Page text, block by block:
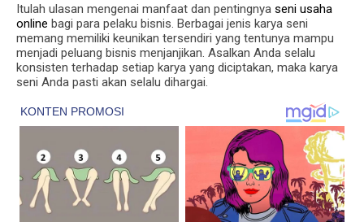
Itulah ulasan mengenai manfaat dan pentingnya seni usaha
online bagi para pelaku bisnis. Berbagai jenis karya seni
memang memiliki keunikan tersendiri yang tentunya mampu
menjadi peluang bisnis menjanjikan. Asalkan Anda selalu
konsisten terhadap setiap karya yang diciptakan, maka karya
seni Anda pasti akan selalu dihargai.